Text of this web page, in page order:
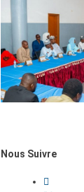
Nous Suivre